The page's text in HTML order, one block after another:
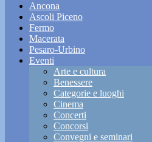
Ancona
Ascoli Piceno
Fermo
Macerata
Pesaro-Urbino
Eventi
Arte e cultura
Benessere
Categorie e luoghi
Cinema
Concerti
Concorsi
Convegni e seminari